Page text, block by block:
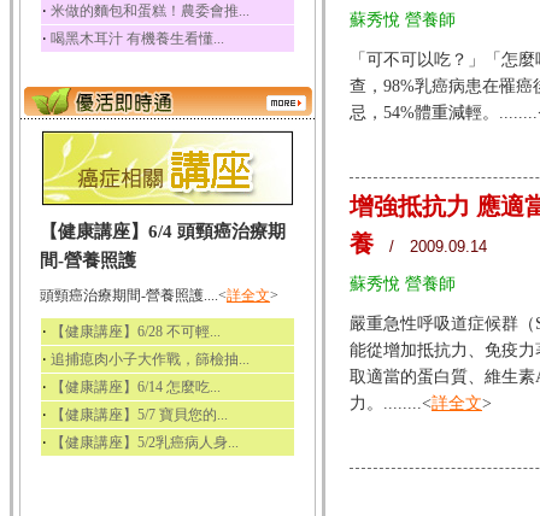
‧ 米做的麵包和蛋糕！農委會推...
‧ 喝黑木耳汁 有機養生看懂...
【健康講座】6/4 頭頸癌治療期
間-營養照護
頭頸癌治療期間-營養照護....<詳全文>
‧ 【健康講座】6/28 不可輕...
‧ 追捕瘜肉小子大作戰，篩檢抽...
‧ 【健康講座】6/14 怎麼吃...
‧ 【健康講座】5/7 寶貝您的...
‧ 【健康講座】5/2乳癌病人身...
蘇秀悅 營養師
「可不可以吃？」「怎
查，98%乳癌病患在罹
忌，54%體重減輕。
增強抵抗力 應適
養/ 2009.09.14
蘇秀悅 營養師
嚴重急性呼吸道症候群
能從增加抵抗力、免疫
取適當的蛋白質、維生
力。........<詳全文>